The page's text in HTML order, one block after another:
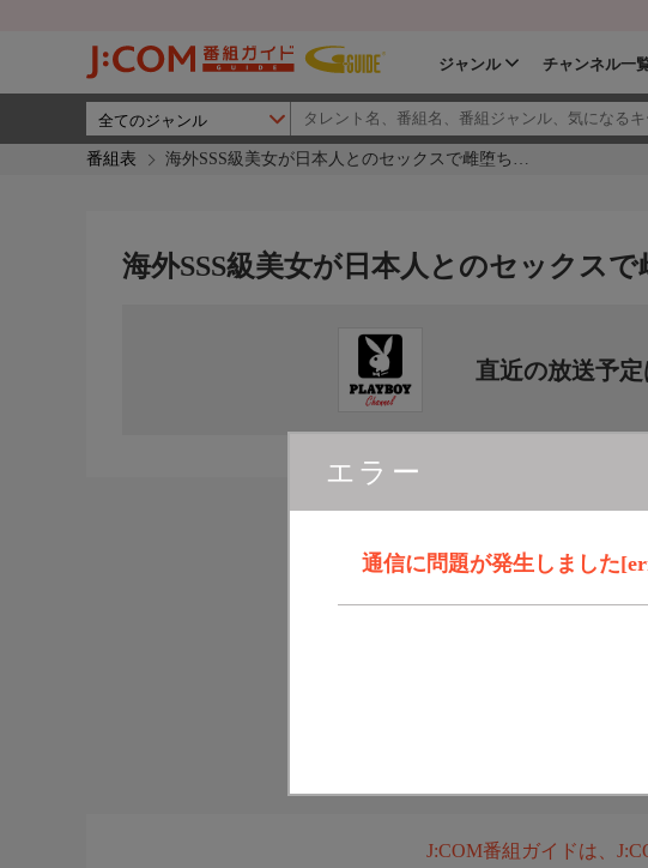
ジャンル チャンネル一
番組表 海外SSS級美女が日本人とのセックスで雌堕ち…
エラー
通信に問題が発生しました
海外SSS級美女が日本人とのセックス
直近の放送予
J:COM番組ガイドは、